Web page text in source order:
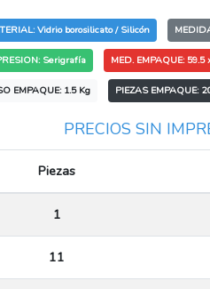
Vidrio borosilicato / Silicón
Serigrafía MED. EMPAQUE:
EMPAQUE: 1.5 Kg PIEZAS EMPAQUE:
PRECIOS SIN
Piezas
1
11